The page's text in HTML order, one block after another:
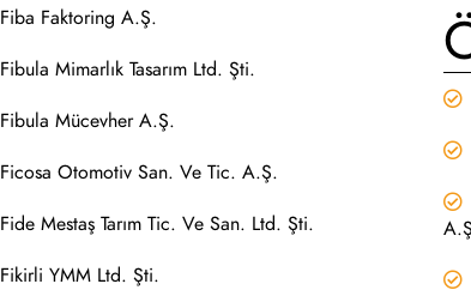
Fiba Faktoring A.Ş.
Fibula Mimarlık Tasarım Ltd. Şti.
Fibula Mücevher A.Ş.
Ficosa Otomotiv San. Ve Tic. A.Ş.
Fide Mestaş Tarım Tic. Ve San. Ltd. Şti.
Fikirli YMM Ltd. Şti.